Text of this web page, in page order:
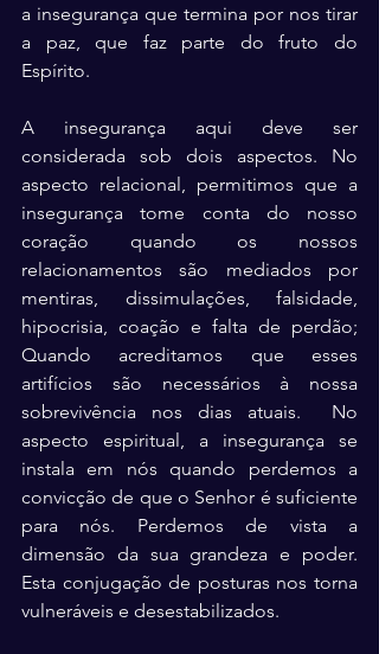
a insegurança que termina por nos tirar
a paz, que faz parte do fruto do
Espírito.
A insegurança aqui deve ser
considerada sob dois aspectos. No
aspecto relacional, permitimos que a
insegurança tome conta do nosso
coração quando os nossos
relacionamentos são mediados por
mentiras, dissimulações, falsidade,
hipocrisia, coação e falta de perdão;
Quando acreditamos que esses
artifícios são necessários à nossa
sobrevivência nos dias atuais.  No
aspecto espiritual, a insegurança se
instala em nós quando perdemos a
convicção de que o Senhor é suficiente
para nós. Perdemos de vista a
dimensão da sua grandeza e poder.
Esta conjugação de posturas nos torna
vulneráveis e desestabilizados.